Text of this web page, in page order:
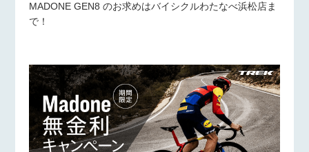
MADONE GEN8 のお求めはバイシクルわたなべ浜松店ま
で！